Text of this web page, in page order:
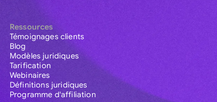
Ressources
Témoignages clients
Blog
Modèles juridiques
Tarification
Webinaires
Définitions juridiques
Programme d'affiliation